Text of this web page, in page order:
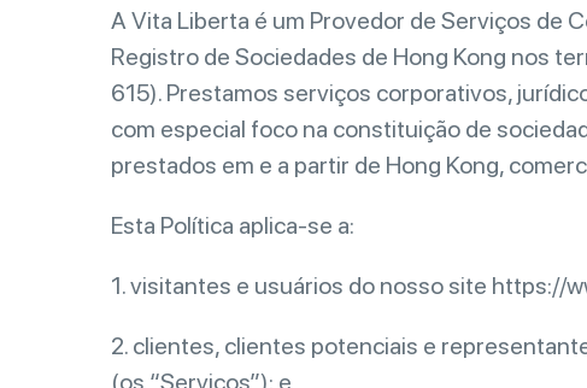
A Vita Liberta é um Provedor de Serviços de
Registro de Sociedades de Hong Kong nos
615). Prestamos serviços corporativos,
com especial foco na constituição de
prestados em e a partir de Hong Kong,
Esta Política aplica-se a:
1. visitantes e usuários do nosso site https://
2. clientes, clientes potenciais e
(os “Serviços”); e